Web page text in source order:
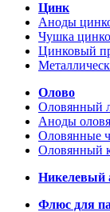
Цинк
Аноды
Чушка
Цинковый
Олово
Оловянный
Аноды
Оловянные
Оловянный
Никелевый
Флюс для